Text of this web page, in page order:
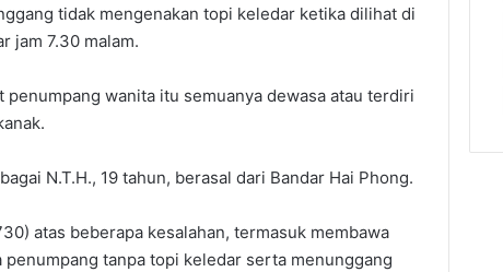
tidak mengenakan topi keledar ketika dilihat di
jam 7.30 malam.
wanita itu semuanya dewasa atau terdiri
N.T.H., 19 tahun, berasal dari Bandar Hai Phong.
atas beberapa kesalahan, termasuk membawa
tanpa topi keledar serta menunggang